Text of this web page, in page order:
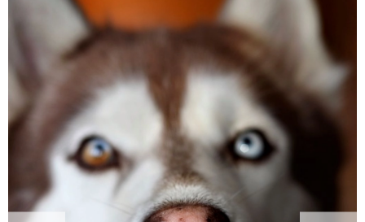
WARZYWA I OWOCE
ROŚLINY OGRODOWE
PORADY
ZIELEŃ W DOMU
PROJEKTOWANIE OGRODU